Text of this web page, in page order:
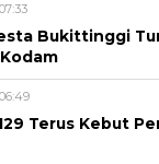
Bukittinggi
Terus Kebut